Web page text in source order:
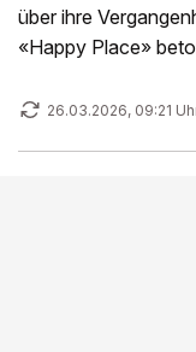
über ihre
«Happy Place»
26.03.2026, 09:21